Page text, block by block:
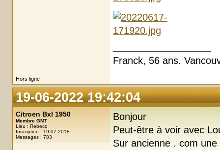
Franck, 56 ans.
Hors ligne
19-06-2022 19:42:04
Citroen Bxl 1950
Membre GMT
Lieu : Rebecq
Inscription : 19-07-2018
Messages : 783
Bonjour
Peut-être à voir avec
Sur ancienne . com